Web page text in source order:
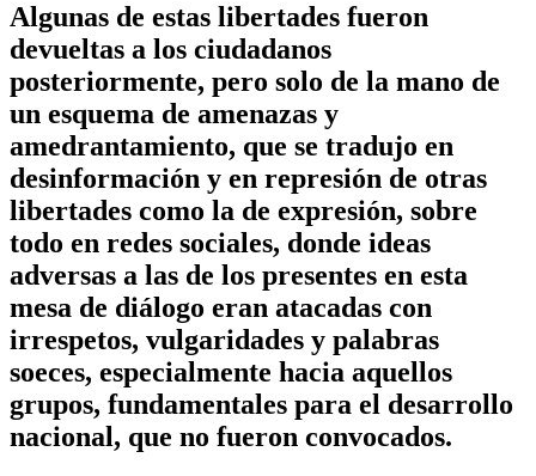
Algunas de estas libertades fueron
devueltas a los ciudadanos
posteriormente, pero solo de la mano de
un esquema de amenazas y
amedrantamiento, que se tradujo en
desinformación y en represión de otras
libertades como la de expresión, sobre
todo en redes sociales, donde ideas
adversas a las de los presentes en esta
mesa de diálogo eran atacadas con
irrespetos, vulgaridades y palabras
soeces, especialmente hacia aquellos
grupos, fundamentales para el desarrollo
nacional, que no fueron convocados.